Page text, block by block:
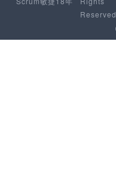
Reserved.